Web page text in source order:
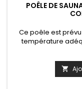
POÊLE DE
Ce poêle est
température
d’autres fins.Si
cabine de
température
poêle chauffent
